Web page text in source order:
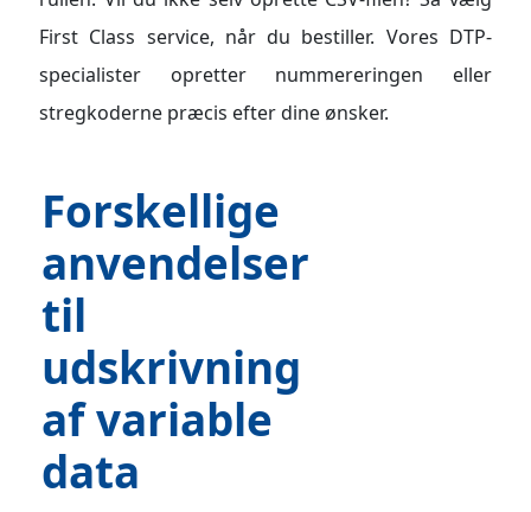
First Class service, når du bestiller. Vores DTP-
specialister opretter nummereringen eller
stregkoderne præcis efter dine ønsker.
Forskellige
anvendelser
til
udskrivning
af variable
data